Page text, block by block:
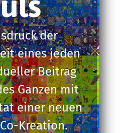
der
eines jeden
Beitrag
Ganzen mit
einer neuen
Kreation.